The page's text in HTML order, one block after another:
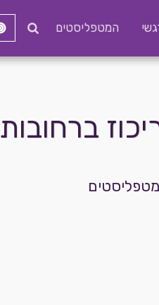
המטפליסטים
ברחובות